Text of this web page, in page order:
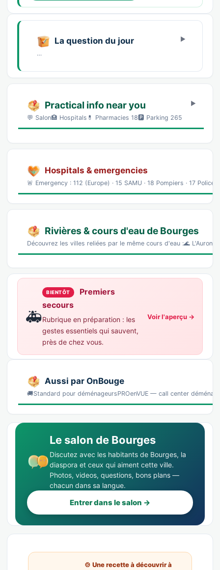
La question du jour
…
Practical info near you
💬 Salon🏥 Hospitals💊 Pharmacies 18🅿️ Parking 265
Hospitals & emergencies
🚨 Emergency : 112 (Europe) · 15 SAMU · 18 Pompiers · 17
Rivières & cours d'eau de Bourges
Découvrez les villes reliées par le même cours d'eau :🌊 L'Auron
🚑
BIENTÔT
Premiers
secours
Rubrique en préparation : les
gestes essentiels qui sauvent,
près de chez vous.
Voir l'aperçu →
Aussi par OnBouge
🚚Standard pour déménageursPROenVUE — call center
Le salon de Bourges
Discutez avec les habitants de Bourges, la
diaspora et ceux qui aiment cette ville.
Photos, videos, questions, bons plans —
chacun dans sa langue.
Entrer dans le salon →
🍲 Une recette à découvrir à